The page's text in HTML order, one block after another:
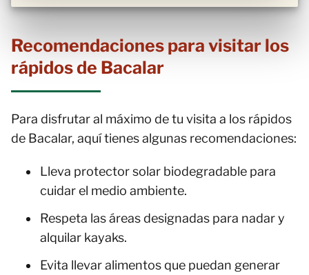
Recomendaciones para visitar los
rápidos de Bacalar
Para disfrutar al máximo de tu visita a los rápidos
de Bacalar, aquí tienes algunas recomendaciones:
Lleva protector solar biodegradable para
cuidar el medio ambiente.
Respeta las áreas designadas para nadar y
alquilar kayaks.
Evita llevar alimentos que puedan generar